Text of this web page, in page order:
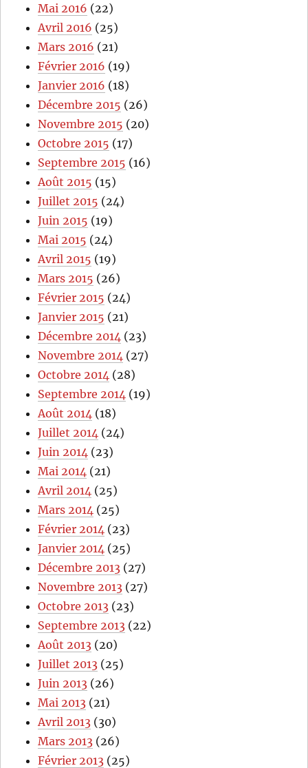
Mai 2016 (22)
Avril 2016 (25)
Mars 2016 (21)
Février 2016 (19)
Janvier 2016 (18)
Décembre 2015 (26)
Novembre 2015 (20)
Octobre 2015 (17)
Septembre 2015 (16)
Août 2015 (15)
Juillet 2015 (24)
Juin 2015 (19)
Mai 2015 (24)
Avril 2015 (19)
Mars 2015 (26)
Février 2015 (24)
Janvier 2015 (21)
Décembre 2014 (23)
Novembre 2014 (27)
Octobre 2014 (28)
Septembre 2014 (19)
Août 2014 (18)
Juillet 2014 (24)
Juin 2014 (23)
Mai 2014 (21)
Avril 2014 (25)
Mars 2014 (25)
Février 2014 (23)
Janvier 2014 (25)
Décembre 2013 (27)
Novembre 2013 (27)
Octobre 2013 (23)
Septembre 2013 (22)
Août 2013 (20)
Juillet 2013 (25)
Juin 2013 (26)
Mai 2013 (21)
Avril 2013 (30)
Mars 2013 (26)
Février 2013 (25)